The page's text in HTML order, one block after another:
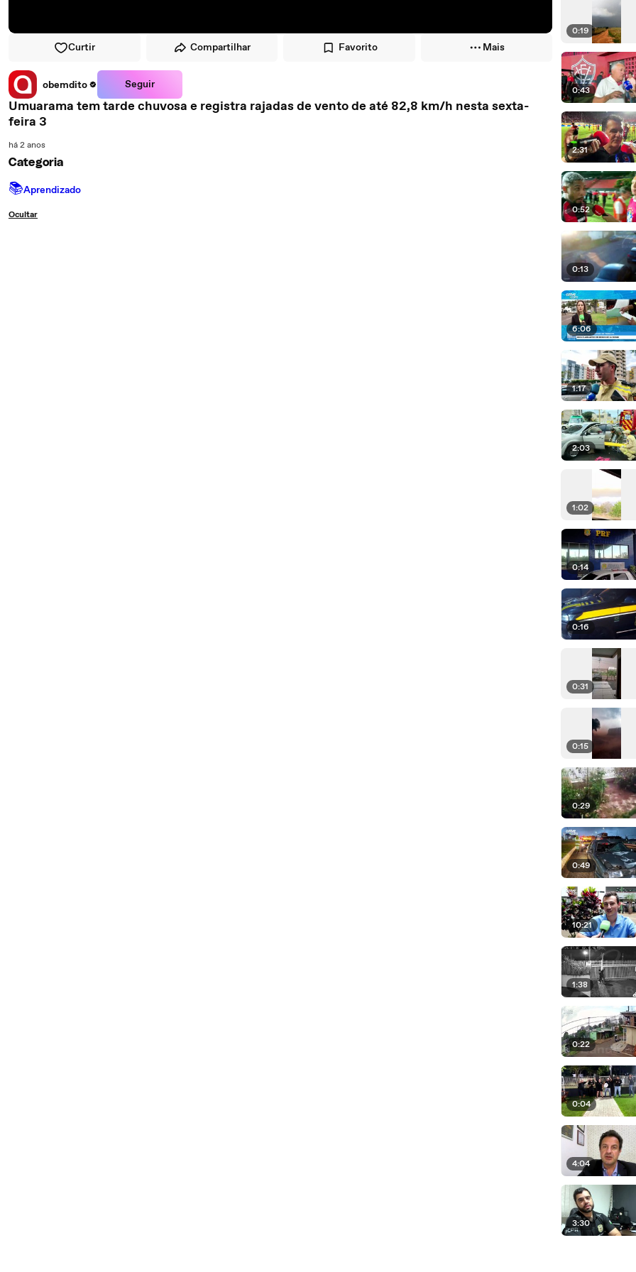
Curtir Compartilhar Favorito Mais
obemdito Seguir
Umuarama tem tarde chuvosa e registra rajadas de vento de até 82,8 km/h nesta sexta-
feira 3
há 2 anos
Categoria
📚Aprendizado
Ocultar
0:19
0:43
2:31
0:52
0:13
6:06
1:17
2:03
1:02
0:14
0:16
0:31
0:15
0:29
0:49
10:21
1:38
0:22
0:04
4:04
3:30